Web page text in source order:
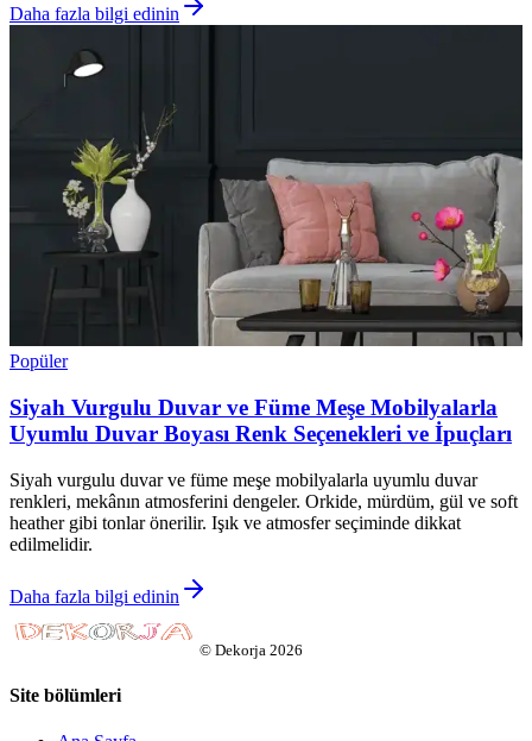
Daha fazla bilgi edinin
Popüler
Siyah Vurgulu Duvar ve Füme Meşe Mobilyalarla
Uyumlu Duvar Boyası Renk Seçenekleri ve İpuçları
Siyah vurgulu duvar ve füme meşe mobilyalarla uyumlu duvar
renkleri, mekânın atmosferini dengeler. Orkide, mürdüm, gül ve soft
heather gibi tonlar önerilir. Işık ve atmosfer seçiminde dikkat
edilmelidir.
Daha fazla bilgi edinin
© Dekorja 2026
Site bölümleri